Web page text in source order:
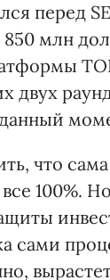
перед
млн
двух
что
100%.
сами